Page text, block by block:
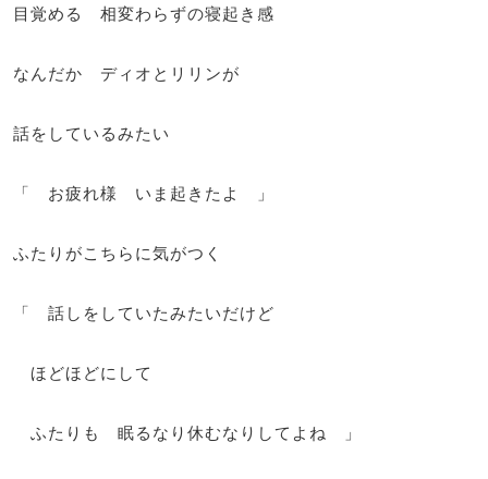
目覚める 相変わらずの寝起き感
なんだか ディオとリリンが
話をしているみたい
「 お疲れ様 いま起きたよ 」
ふたりがこちらに気がつく
「 話しをしていたみたいだけど
ほどほどにして
ふたりも 眠るなり休むなりしてよね 」